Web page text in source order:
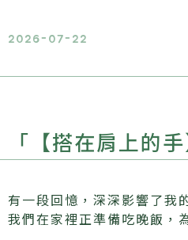
2026-07-22
「【搭在肩上的手
有一段回憶，深深影響了我
我們在家裡正準備吃晚飯，